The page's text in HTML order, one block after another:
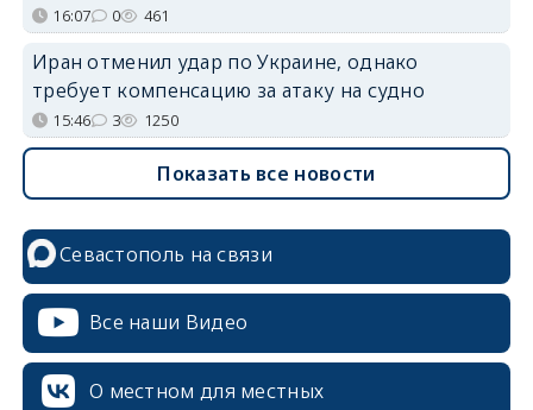
16:07 0 461
Иран отменил удар по Украине, однако
требует компенсацию за атаку на судно
15:46 3 1250
Показать все новости
Севастополь на связи
Все наши Видео
О местном для местных